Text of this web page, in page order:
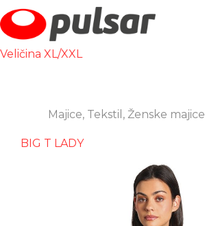
Skip
to
content
Veličina XL/XXL
Majice, Tekstil , Ženske majice
BIG T LADY